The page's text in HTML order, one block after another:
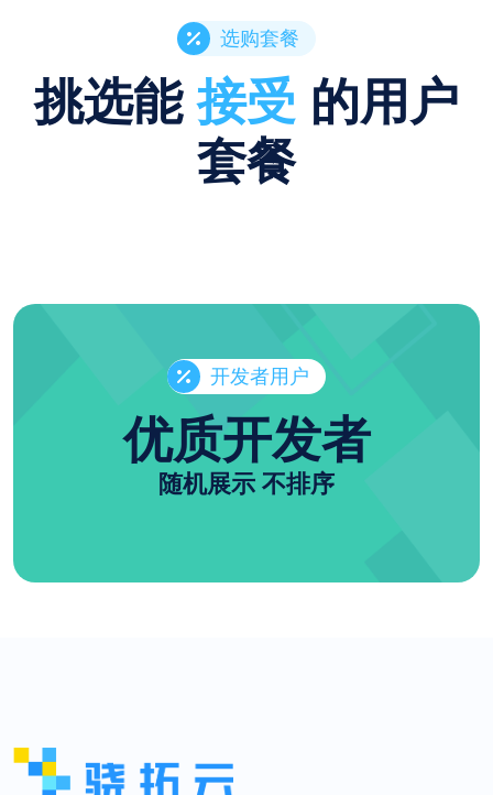
选购套餐
挑选能接受 的用户
套餐
开发者用户
优质开发者
随机展示 不排序